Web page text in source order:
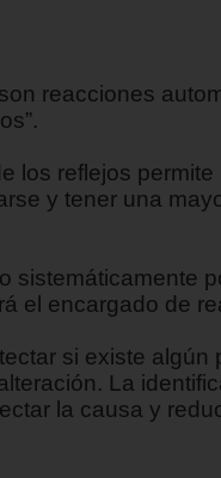
reacciones
los reflejos permite
y tener una
sistemáticamente
el encargado de
si existe algún
La
la causa y